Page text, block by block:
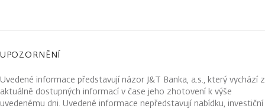
UPOZORNĚNÍ
Uvedené informace představují názor J&T Banka, a.s., který vychází z
aktuálně dostupných informací v čase jeho zhotovení k výše
uvedenému dni. Uvedené informace nepředstavují nabídku, investiční